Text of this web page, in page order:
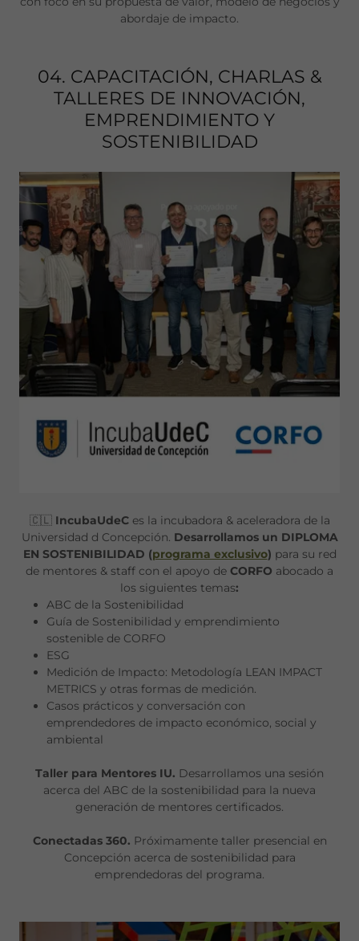
abordaje de impacto.
04. CAPACITACIÓN, CHARLAS &
TALLERES DE INNOVACIÓN,
EMPRENDIMIENTO Y
SOSTENIBILIDAD
🇨🇱 IncubaUdeC es la incubadora & aceleradora de la
Universidad d Concepción. Desarrollamos un DIPLOMA
EN SOSTENIBILIDAD (programa exclusivo) para su red
de mentores & staff con el apoyo de CORFO abocado a
los siguientes temas:
ABC de la Sostenibilidad
Guía de Sostenibilidad y emprendimiento
sostenible de CORFO
ESG
Medición de Impacto: Metodología LEAN IMPACT
METRICS y otras formas de medición.
Casos prácticos y conversación con
emprendedores de impacto económico, social y
ambiental
Taller para Mentores IU. Desarrollamos una sesión
acerca del ABC de la sostenibilidad para la nueva
generación de mentores certificados.
Conectadas 360. Próximamente taller presencial en
Concepción acerca de sostenibilidad para
emprendedoras del programa.